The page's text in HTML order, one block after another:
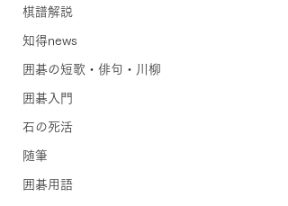
棋譜解説
知得news
囲碁の短歌・俳句・川柳
囲碁入門
石の死活
随筆
囲碁用語